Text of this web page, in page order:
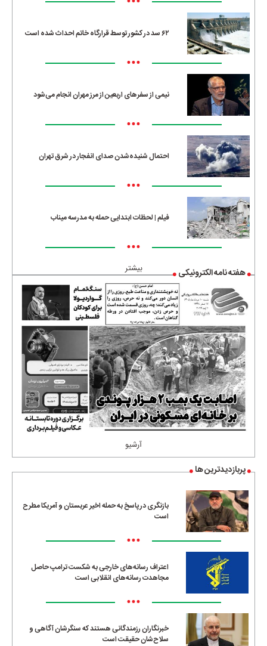
۶۲ سد در کشور توسط قرارگاه خاتم احداث شده است
•••
نیمی از سفرهای اربعین از مرز مهران انجام می‌شود
•••
احتمال شنیده‌شدن صدای انفجار در شرق تهران
•••
فیلم | لحظات ابتدایی حمله به مدرسه میناب
•••
بیشتر هفته نامه الکترونیکی
آرشیو
پربازدیدترین ها
بازنگری در پاسخ به حمله اخیر عربستان و آمریکا مطرح
است
•••
اعتراف رسانه‌های خارجی به شکست ترامپ حاصل
مجاهدت رسانه‌های انقلابی است
•••
خبرنگاران رزمندگانی هستند که سنگرشان آگاهی و
سلاح‌شان حقیقت است